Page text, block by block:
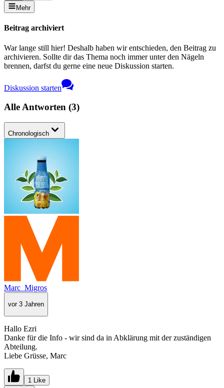
Mehr
Beitrag archiviert
War lange still hier! Deshalb haben wir entschieden, den Beitrag zu
archivieren. Sollte dir das Thema noch immer unter den Nägeln
brennen, darfst du gerne eine neue Diskussion starten.
Diskussion starten
Alle Antworten (3)
Chronologisch
Marc_Migros
vor 3 Jahren
Hallo Ezri
Danke für die Info - wir sind da in Abklärung mit der zuständigen
Abteilung.
Liebe Grüsse, Marc
1 Like